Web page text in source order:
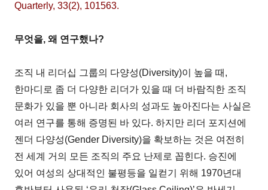
Quarterly, 33(2), 101563.
무엇을, 왜 연구했나?
조직 내 리더십 그룹의 다양성(Diversity)이 높을 때,
한마디로 좀 더 다양한 리더가 있을 때 더 바람직한 조직
문화가 있을 뿐 아니라 회사의 성과도 높아진다는 사실은
여러 연구를 통해 증명된 바 있다. 하지만 리더 포지션에
젠더 다양성(Gender Diversity)을 확보하는 것은 여전히
전 세계 거의 모든 조직의 주요 난제로 꼽힌다. 승진에
있어 여성의 상대적인 불평등을 일컫기 위해 1970년대